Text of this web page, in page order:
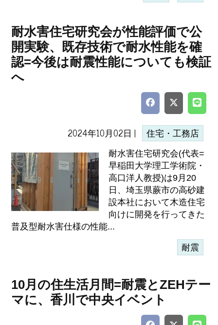
耐水害住宅研究会が性能評価で公
開実験、既存技術で耐水性能を確
認=今後は耐震性能についても検証
へ
2024年10月02日 | 住宅・工務店
耐水害住宅研究会(代表=
早稲田大学理工学術院・
高口洋人教授)は9月20
日、埼玉県蕨市の高砂建
設本社において木造住宅
向けに開発を行ってきた
普及型耐水害仕様の性能...
耐震
10月の住生活月間=耐震とZEHテー
マに、香川で中央イベント